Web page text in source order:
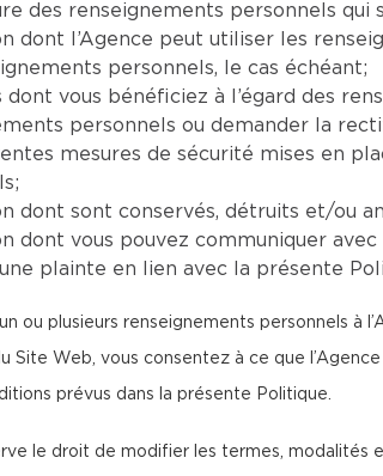
des renseignements personnels
dont l’Agence peut utiliser les
personnels, le cas échéant;
dont vous bénéficiez à l’égard des
personnels ou demander la
mesures de sécurité mises en
dont sont conservés, détruits et/ou
dont vous pouvez communiquer
plainte en lien avec la présente
ou plusieurs renseignements personnels à
Site Web, vous consentez à ce que
prévus dans la présente Politique.
le droit de modifier les termes,